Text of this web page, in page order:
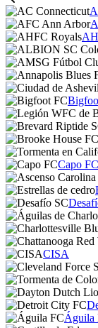
Capo FC
CISA
Águila